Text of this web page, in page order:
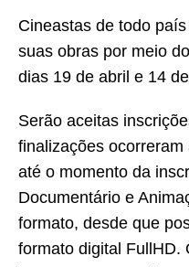
Cineastas de todo
suas obras por meio
dias 19 de abril e 14
Serão aceitas
finalizações
até o momento da
Documentário e
formato, desde que
formato digital FullHD.